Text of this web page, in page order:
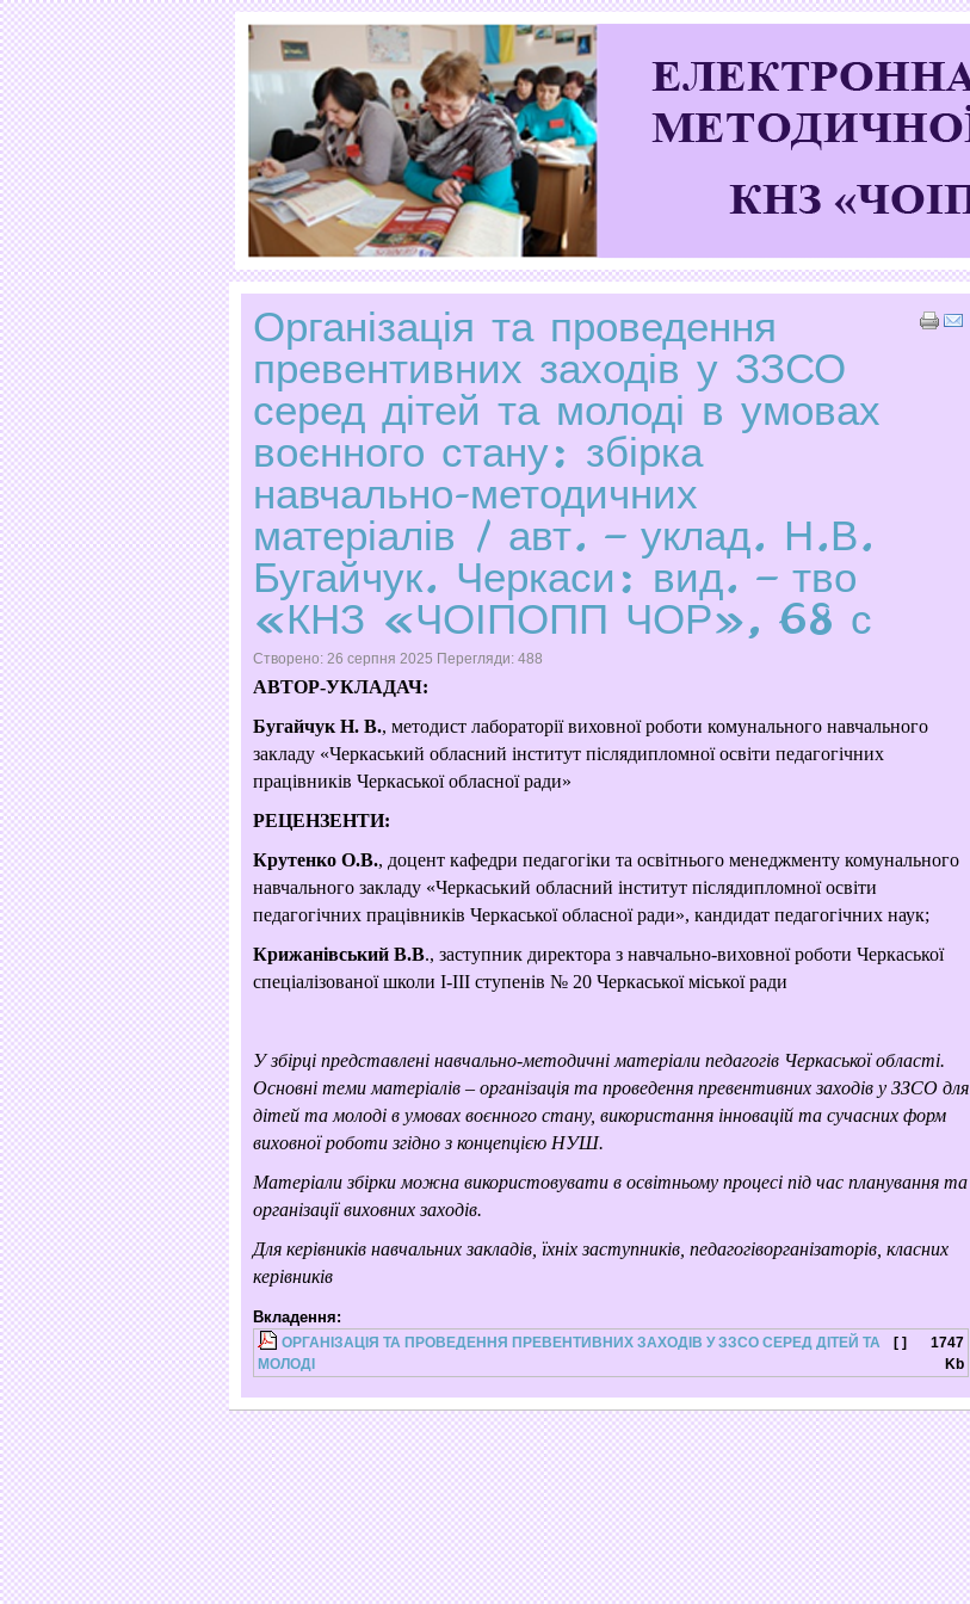
Організація та проведення
превентивних заходів у ЗЗСО
серед дітей та молоді в умовах
воєнного стану: збірка
навчально-методичних
матеріалів / авт. – уклад. Н.В.
Бугайчук. Черкаси: вид. – тво
«КНЗ «ЧОІПОПП ЧОР», 68 с
Створено: 26 серпня 2025 Перегляди: 488
АВТОР-УКЛАДАЧ:
Бугайчук Н. В., методист лабораторії виховної роботи комунального навчального
закладу «Черкаський обласний інститут післядипломної освіти педагогічних
працівників Черкаської обласної ради»
РЕЦЕНЗЕНТИ:
Крутенко О.В., доцент кафедри педагогіки та освітнього менеджменту комунального
навчального закладу «Черкаський обласний інститут післядипломної освіти
педагогічних працівників Черкаської обласної ради», кандидат педагогічних наук;
Крижанівський В.В., заступник директора з навчально-виховної роботи Черкаської
спеціалізованої школи І-ІІІ ступенів № 20 Черкаської міської ради
У збірці представлені навчально-методичні матеріали педагогів Черкаської області.
Основні теми матеріалів – організація та проведення превентивних заходів у ЗЗСО для
дітей та молоді в умовах воєнного стану, використання інновацій та сучасних форм
виховної роботи згідно з концепцією НУШ.
Матеріали збірки можна використовувати в освітньому процесі під час планування та
організації виховних заходів.
Для керівників навчальних закладів, їхніх заступників, педагогіворганізаторів, класних
керівників
Вкладення:
ОРГАНІЗАЦІЯ ТА ПРОВЕДЕННЯ ПРЕВЕНТИВНИХ ЗАХОДІВ У ЗЗСО СЕРЕД ДІТЕЙ ТА
МОЛОДІ
[ ]
1747
Kb